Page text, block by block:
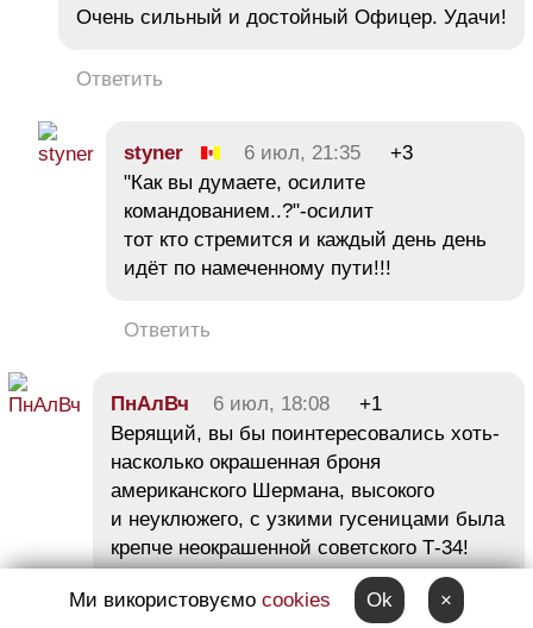
Очень сильный и достойный Офицер. Удачи!
Ответить
styner 6 июл, 21:35
+3
"Как вы думаете, осилите
командованием..?"-осилит
тот кто стремится и каждый день день
идёт по намеченному пути!!!
Ответить
ПнАлВч 6 июл, 18:08
+1
Верящий, вы бы поинтересовались хоть-
насколько окрашенная броня
американского Шермана, высокого
и неуклюжего, с узкими гусеницами была
крепче неокрашенной советского Т-34!
И что толку с американского супертанка
Абрамс нашего времени, если сами янки
Ми використовуємо cookies Ok ×